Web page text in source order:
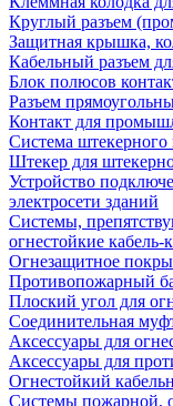
Круглый разъем
Защитная крышка,
Кабельный разъем
Блок полюсов
Разъем
Контакт для
Система штекерного
Штекер для
Устройство
электросети зданий
Системы,
огнестойкие кабель-
Огнезащитное
Противопожарный
Плоский угол для
Соединительная
Аксессуары для
Аксессуары для
Огнестойкий
Системы пожарной,